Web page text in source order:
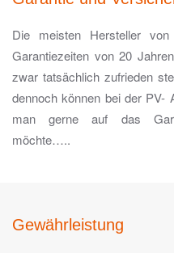
Die meisten Hersteller
Garantiezeiten von 20
zwar tatsächlich zufrieden
dennoch können bei der PV-
man gerne auf das
möchte…..
Gewährleistung